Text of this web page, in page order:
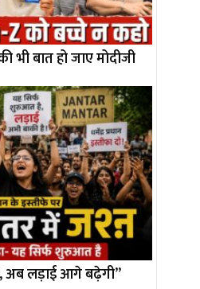
भी बात हो जाए मोदीजी
लड़ाई आगे बढ़ेगी”